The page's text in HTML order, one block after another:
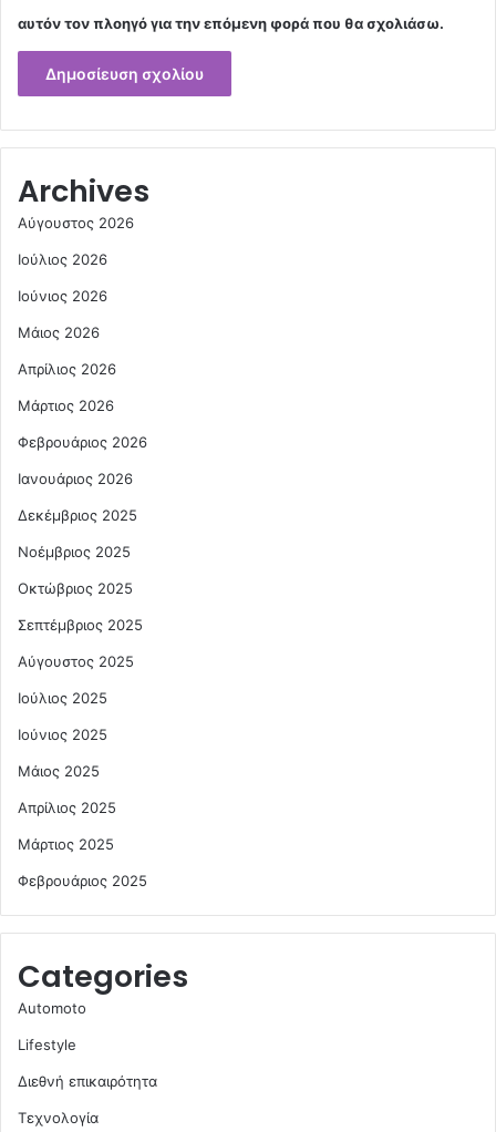
αυτόν τον πλοηγό για την επόμενη φορά που θα σχολιάσω.
Archives
Αύγουστος 2026
Ιούλιος 2026
Ιούνιος 2026
Μάιος 2026
Απρίλιος 2026
Μάρτιος 2026
Φεβρουάριος 2026
Ιανουάριος 2026
Δεκέμβριος 2025
Νοέμβριος 2025
Οκτώβριος 2025
Σεπτέμβριος 2025
Αύγουστος 2025
Ιούλιος 2025
Ιούνιος 2025
Μάιος 2025
Απρίλιος 2025
Μάρτιος 2025
Φεβρουάριος 2025
Categories
Automoto
Lifestyle
Διεθνή επικαιρότητα
Τεχνολογία